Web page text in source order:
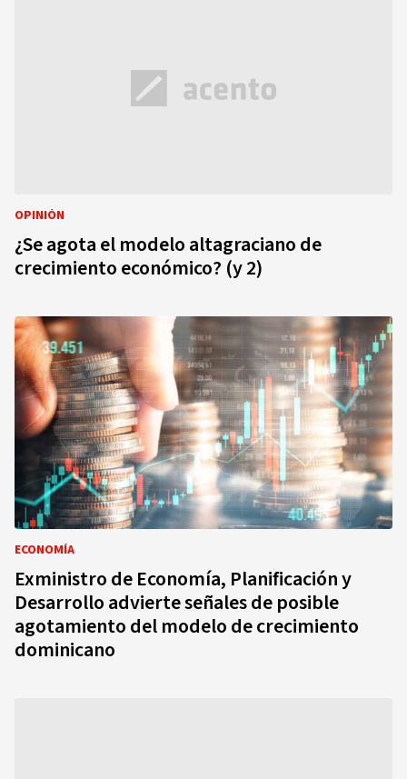
OPINIÓN
¿Se agota el modelo altagraciano de
crecimiento económico? (y 2)
ECONOMÍA
Exministro de Economía, Planificación y
Desarrollo advierte señales de posible
agotamiento del modelo de crecimiento
dominicano